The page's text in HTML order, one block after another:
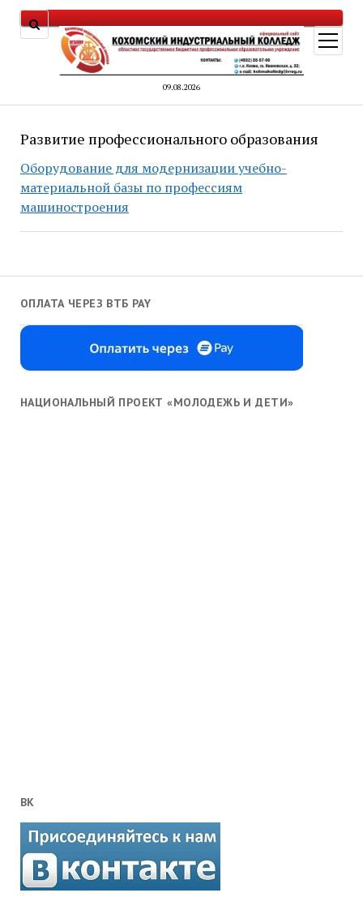
09.08.2026
меню
ОПЛАТА ЧЕРЕЗ ВТБ PAY
НАЦИОНАЛЬНЫЙ ПРОЕКТ «МОЛОДЕЖЬ И ДЕТИ»
ВК
Развитие профессионального образования
Оборудование для модернизации учебно-
материальной базы по профессиям
машиностроения